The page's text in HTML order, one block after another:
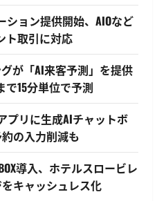
ション提供開始、AIOなど
ト取引に対応
が「AI来客予測」を提供
で15分単位で予測
プリに生成AIチャットボ
の入力削減も
導入、ホテルスロービレ
キャッシュレス化